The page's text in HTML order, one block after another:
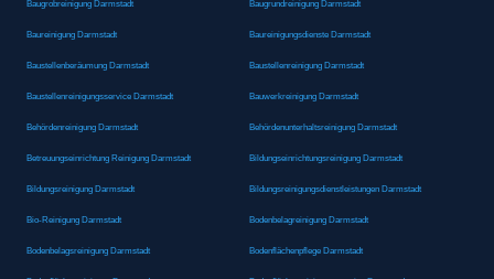
Baugrobreinigung Darmstadt Baugrundreinigung Darmstadt
Baureinigung Darmstadt Baureinigungsdienste Darmstadt
Baustellenberäumung Darmstadt Baustellenreinigung Darmstadt
Baustellenreinigungsservice Darmstadt Bauwerkreinigung Darmstadt
Behördenreinigung Darmstadt Behördenunterhaltsreinigung Darmstadt
Betreuungseinrichtung Reinigung Darmstadt Bildungseinrichtungsreinigung Darmstadt
Bildungsreinigung Darmstadt Bildungsreinigungsdienstleistungen Darmstadt
Bio-Reinigung Darmstadt Bodenbelagreinigung Darmstadt
Bodenbelagsreinigung Darmstadt Bodenflächenpflege Darmstadt